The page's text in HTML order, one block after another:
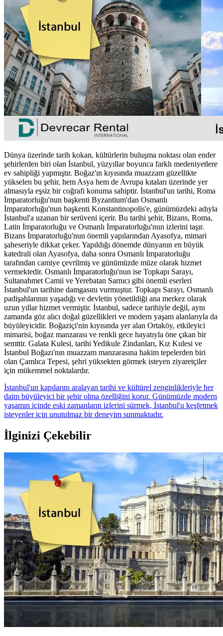
Dünya üzerinde tarih kokan, kültürlerin buluşma noktası olan ender
şehirlerden biri olan İstanbul, yüzyıllar boyunca farklı medeniyetlere
ev sahipliği yapmıştır. Boğaz'ın kıyısında muazzam güzellikte
yükselen bu şehir, hem Asya hem de Avrupa kıtaları üzerinde yer
almasıyla eşsiz bir coğrafi konuma sahiptir. İstanbul'un tarihi, Roma
İmparatorluğu'nun başkenti Byzantium'dan Osmanlı
İmparatorluğu'nun başkenti Konstantinopolis'e, günümüzdeki adıyla
İstanbul'a uzanan bir serüveni içerir. Bu tarihi şehir, Bizans, Roma,
Latin İmparatorluğu ve Osmanlı İmparatorluğu'nun izlerini taşır.
Bizans İmparatorluğu'nun önemli yapılarından Ayasofya, mimari
şaheseriyle dikkat çeker. Yapıldığı dönemde dünyanın en büyük
katedrali olan Ayasofya, daha sonra Osmanlı İmparatorluğu
tarafından camiye çevrilmiş ve günümüzde müze olarak hizmet
vermektedir. Osmanlı İmparatorluğu'nun ise Topkapı Sarayı,
Sultanahmet Camii ve Yerebatan Sarnıcı gibi önemli eserleri
İstanbul'un tarihine damgasını vurmuştur. Topkapı Sarayı, Osmanlı
padişahlarının yaşadığı ve devletin yönetildiği ana merkez olarak
uzun yıllar hizmet vermiştir. İstanbul, sadece tarihiyle değil, aynı
zamanda göz alıcı doğal güzellikleri ve modern yaşam alanlarıyla da
büyüleyicidir. Boğaziçi'nin kıyısında yer alan Ortaköy, etkileyici
mimarisi, boğaz manzarası ve renkli gece hayatıyla öne çıkan bir
semttir. Galata Kulesi, tarihi Yedikule Zindanları, Kız Kulesi ve
İstanbul Boğazı'nın muazzam manzarasına hakim tepelerden biri
olan Çamlıca Tepesi, şehri yüksekten görmek isteyen ziyaretçiler
için mükemmel noktalardır.
İstanbul'un kapılarını aralayan tarihi ve kültürel zenginlikleriyle her
daim büyüleyici bir şehir olma özelliğini korur. Günümüzde modern
yaşamın içinde eski zamanların izlerini sürmek, İstanbul'u keşfetmek
isteyenler için unutulmaz bir deneyim sunmaktadır.
İlginizi Çekebilir